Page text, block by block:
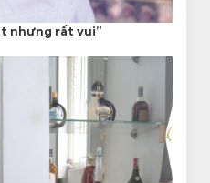
nhưng rất vui”